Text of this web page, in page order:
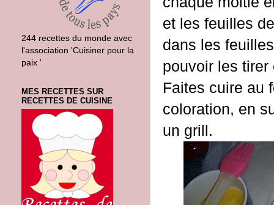
et les feuilles
dans les
pouvoir les
Faites cuire au
coloration, en
un grill.
244 recettes du monde avec
l'association 'Cuisiner pour la
paix '
MES RECETTES SUR
RECETTES DE CUISINE